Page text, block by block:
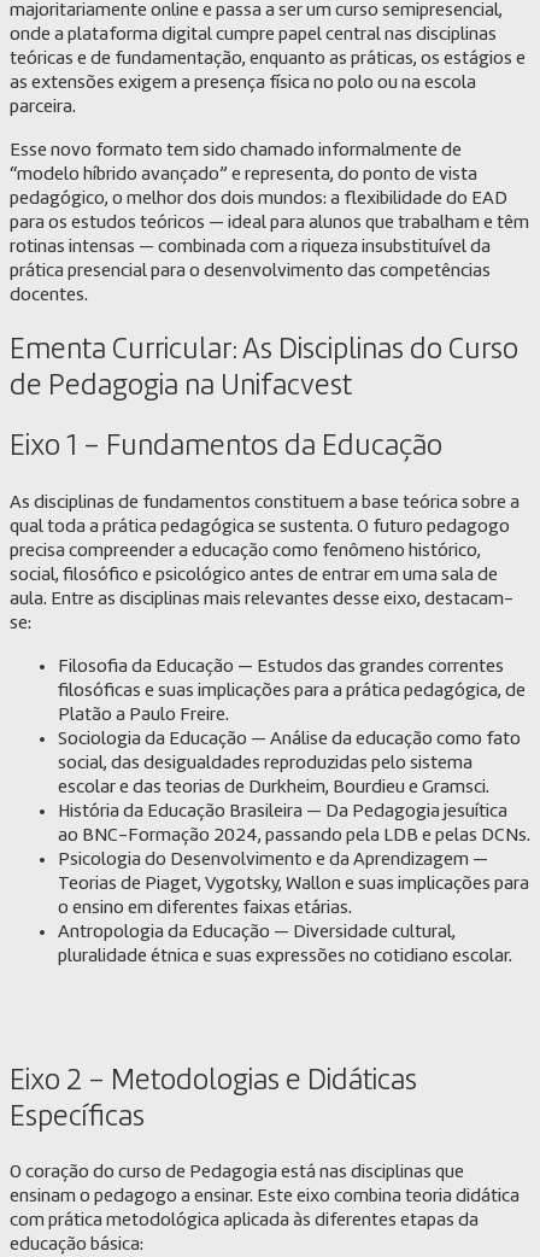
majoritariamente online e passa a ser um curso semipresencial,
onde a plataforma digital cumpre papel central nas disciplinas
teóricas e de fundamentação, enquanto as práticas, os estágios e
as extensões exigem a presença física no polo ou na escola
parceira.
Esse novo formato tem sido chamado informalmente de
“modelo híbrido avançado” e representa, do ponto de vista
pedagógico, o melhor dos dois mundos: a flexibilidade do EAD
para os estudos teóricos — ideal para alunos que trabalham e têm
rotinas intensas — combinada com a riqueza insubstituível da
prática presencial para o desenvolvimento das competências
docentes.
Ementa Curricular: As Disciplinas do Curso
de Pedagogia na Unifacvest
Eixo 1 – Fundamentos da Educação
As disciplinas de fundamentos constituem a base teórica sobre a
qual toda a prática pedagógica se sustenta. O futuro pedagogo
precisa compreender a educação como fenômeno histórico,
social, filosófico e psicológico antes de entrar em uma sala de
aula. Entre as disciplinas mais relevantes desse eixo, destacam-
se:
Filosofia da Educação — Estudos das grandes correntes
filosóficas e suas implicações para a prática pedagógica, de
Platão a Paulo Freire.
Sociologia da Educação — Análise da educação como fato
social, das desigualdades reproduzidas pelo sistema
escolar e das teorias de Durkheim, Bourdieu e Gramsci.
História da Educação Brasileira — Da Pedagogia jesuítica
ao BNC-Formação 2024, passando pela LDB e pelas DCNs.
Psicologia do Desenvolvimento e da Aprendizagem —
Teorias de Piaget, Vygotsky, Wallon e suas implicações para
o ensino em diferentes faixas etárias.
Antropologia da Educação — Diversidade cultural,
pluralidade étnica e suas expressões no cotidiano escolar.
Eixo 2 – Metodologias e Didáticas
Específicas
O coração do curso de Pedagogia está nas disciplinas que
ensinam o pedagogo a ensinar. Este eixo combina teoria didática
com prática metodológica aplicada às diferentes etapas da
educação básica: